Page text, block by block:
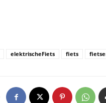
elektrischeFiets fiets